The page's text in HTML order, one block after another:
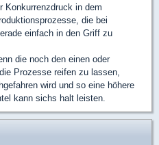
Konkurrenzdruck in dem
die bei
einfach in den Griff zu
die noch den einen oder
Prozesse reifen zu lassen,
wird und so eine höhere
kann sichs halt leisten.